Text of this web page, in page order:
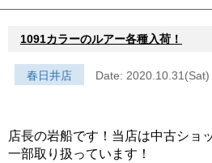
1091カラーのルアー各種入荷！
春日井店 Date: 2020.10.31(Sat)
店長の岩船です！当店は中古ショ
一部取り扱っています！